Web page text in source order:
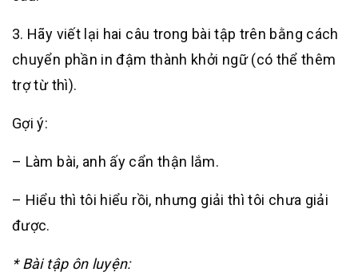
3. Hãy viết lại hai câu trong bài tập trên bằng cách
chuyển phần in đậm thành khởi ngữ (có thể thêm
trợ từ thì).
Gợi ý:
– Làm bài, anh ấy cẩn thận lắm.
– Hiểu thì tôi hiểu rồi, nhưng giải thì tôi chưa giải
được.
* Bài tập ôn luyện: